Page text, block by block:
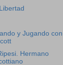
y Jugando con
Hermano